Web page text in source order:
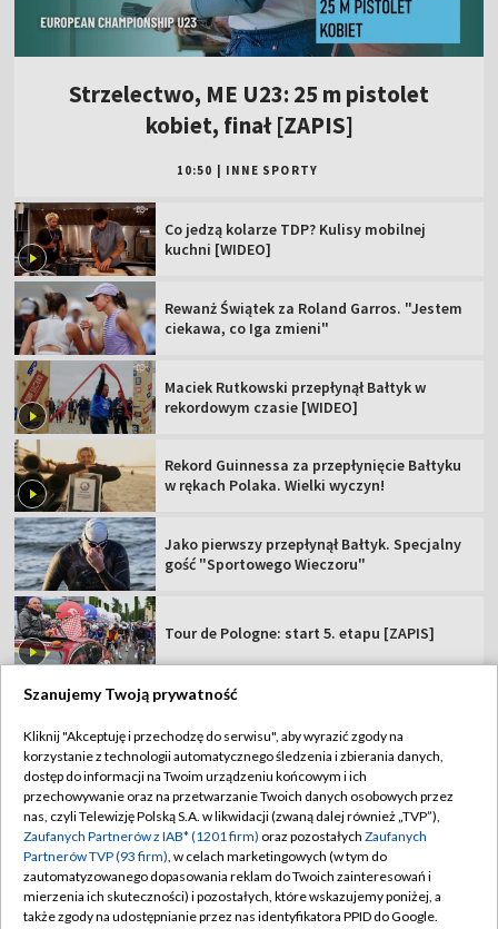
Strzelectwo, ME U23: 25 m pistolet
kobiet, finał [ZAPIS]
10:50 INNE SPORTY
Co jedzą kolarze TDP? Kulisy mobilnej
kuchni [WIDEO]
Rewanż Świątek za Roland Garros. "Jestem
ciekawa, co Iga zmieni"
Maciek Rutkowski przepłynął Bałtyk w
rekordowym czasie [WIDEO]
Rekord Guinnessa za przepłynięcie Bałtyku
w rękach Polaka. Wielki wyczyn!
Jako pierwszy przepłynął Bałtyk. Specjalny
gość "Sportowego Wieczoru"
Tour de Pologne: start 5. etapu [ZAPIS]
TVP
Abonament TVP
Sklep TVP
Biuro Reklamy
Oferta Handlowa
Regulamin TVP
Polityka prywatności
Moje zgody
Biuro reklamy
Szanujemy Twoją prywatność
Kliknij "Akceptuję i przechodzę do serwisu", aby wyrazić zgody na
korzystanie z technologii automatycznego śledzenia i zbierania danych,
dostęp do informacji na Twoim urządzeniu końcowym i ich
przechowywanie oraz na przetwarzanie Twoich danych osobowych przez
nas, czyli Telewizję Polską S.A. w likwidacji (zwaną dalej również „TVP”),
Zaufanych Partnerów z IAB* (1201 firm) oraz pozostałych Zaufanych
Partnerów TVP (93 firm), w celach marketingowych (w tym do
zautomatyzowanego dopasowania reklam do Twoich zainteresowań i
mierzenia ich skuteczności) i pozostałych, które wskazujemy poniżej, a
także zgody na udostępnianie przez nas identyfikatora PPID do Google.